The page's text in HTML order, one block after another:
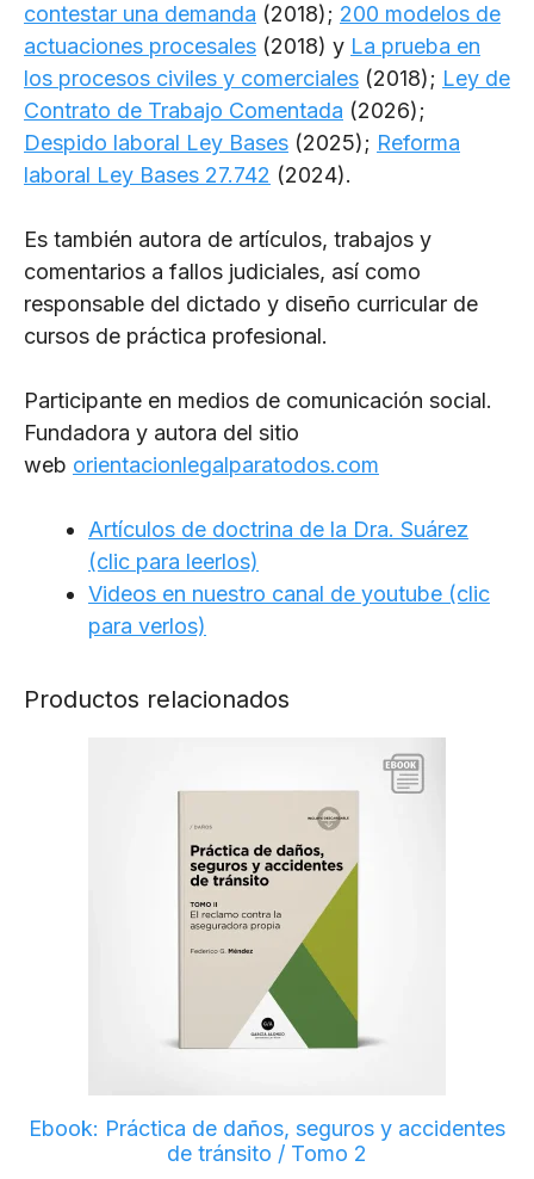
contestar una demanda (2018); 200 modelos de
actuaciones procesales (2018) y La prueba en
los procesos civiles y comerciales (2018); Ley de
Contrato de Trabajo Comentada (2026);
Despido laboral Ley Bases (2025); Reforma
laboral Ley Bases 27.742 (2024).
Es también autora de artículos, trabajos y
comentarios a fallos judiciales, así como
responsable del dictado y diseño curricular de
cursos de práctica profesional.
Participante en medios de comunicación social.
Fundadora y autora del sitio
web orientacionlegalparatodos.com
Artículos de doctrina de la Dra. Suárez
(clic para leerlos)
Videos en nuestro canal de youtube (clic
para verlos)
Productos relacionados
Ebook: Práctica de daños, seguros y accidentes
de tránsito / Tomo 2